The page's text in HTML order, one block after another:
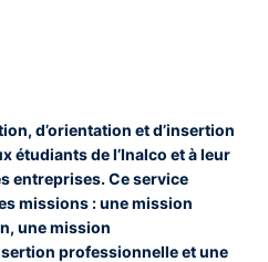
d’orientation et d’insertion
étudiants de l’Inalco et à leur
entreprises. Ce service
missions : une mission
une mission
professionnelle et une